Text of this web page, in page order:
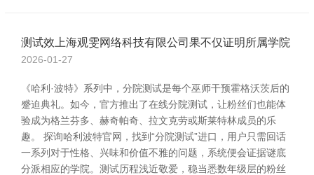
测试效上海观雯网络科技有限公司果不仅证明所属学院
2026-01-27
《哈利·波特》系列中，分院测试是每个巫师干预霍格沃茨后的
蹙迫典礼。如今，官方推出了在线分院测试，让粉丝们也能体
验成为格兰芬多、赫奇帕奇、拉文克劳或斯莱特林成员的乐
趣。 探询哈利波特官网，找到“分院测试”进口，用户只需回话
一系列对于性格、兴味和价值不雅的问题，系统便会证据谜底
分派相应的学院。测试历程浅近敬爱，稳当悉数年级层的粉丝